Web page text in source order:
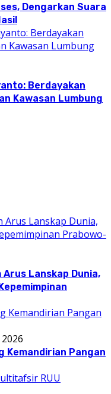
Dengarkan Suara
Berdayakan
Kawasan Lumbung
Lanskap Dunia,
Kemandirian Pangan